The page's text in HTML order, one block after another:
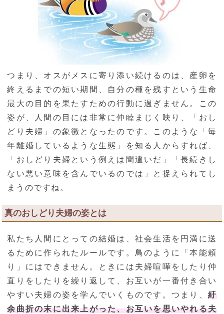
つまり、オスがメスに寄り添い続けるのは、産卵を
終えるまでの短い期間、自分の種を残すという生命
最大の目的を果たすための行動に過ぎません。この
姿が、人間の目には非常に仲睦まじく映り、「おし
どり夫婦」の象徴となったのです。このような「毎
年離婚しているような生態」を知る人からすれば、
「おしどり夫婦という例えは間違いだ」「長続きし
ない悪い意味を含んでいるのでは」と捉えられてし
まうのですね。
真のおしどり夫婦の姿とは
私たち人間にとっての結婚は、社会生活を円満に送
るために作られたルールです。鳥のように「本能頼
り」にはできません。ときには夫婦喧嘩をしたり仲
直りをしたりを繰り返して、お互いが一番付き合い
やすい夫婦の姿を学んでいくものです。つまり、 紆
余曲折の末に出来上がった、お互いを思いやれる夫